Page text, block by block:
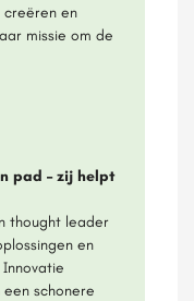
creëren en
missie om de
pad – zij helpt
thought leader
en
schonere